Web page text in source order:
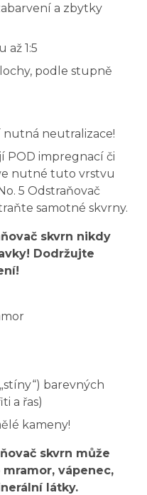
a zbytky
1:5
podle stupně
nutná neutralizace!
POD impregnací či
nutné tuto vrstvu
5 Odstraňovač
samotné skvrny.
skvrn nikdy
Dodržujte
barevných
a řas)
kameny!
skvrn může
vápenec,
látky.